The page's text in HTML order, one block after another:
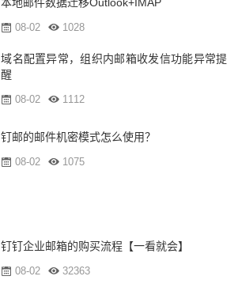
08-02 1028
域名配置异常，组织内邮箱收发信功能异常提
醒
08-02 1112
钉邮的邮件机密模式怎么使用？
08-02 1075
钉钉企业邮箱的购买流程【一看就会】
08-02 32363